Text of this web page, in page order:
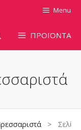
Menu
ΠΡΟΪΟΝΤΑ
>